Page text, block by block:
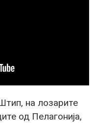
на лозарите
од Пелагонија,